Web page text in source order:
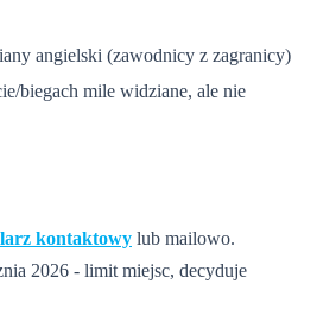
angielski (zawodnicy z zagranicy)
biegach mile widziane, ale nie
kontaktowy lub mailowo.
2026 - limit miejsc, decyduje